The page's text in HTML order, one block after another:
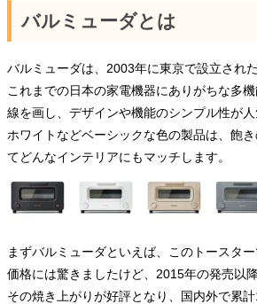
バルミューダとは
バルミューダは、2003年に東京で設立され
これまでの日本の家電機器にありがちな多
線を画し、デザインや機能のシンプル性が
ホワイトなどベーシックな色の製品は、飽
てどんなインテリアにもマッチします。
まずバルミューダといえば、このトースタ
価格には驚きましたけど、2015年の発売以
その焼き上がりが好評となり、国内外で累